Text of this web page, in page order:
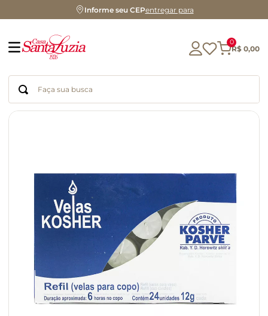
Informe seu CEPentregar para
0
R$ 0,00
Faça sua busca
biscoito
cerveja
macarrão